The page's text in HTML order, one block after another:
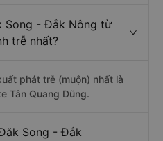
Song - Đắk Nông từ
trễ nhất?
phát trễ (muộn) nhất là
Tân Quang Dũng.
Song - Đắk